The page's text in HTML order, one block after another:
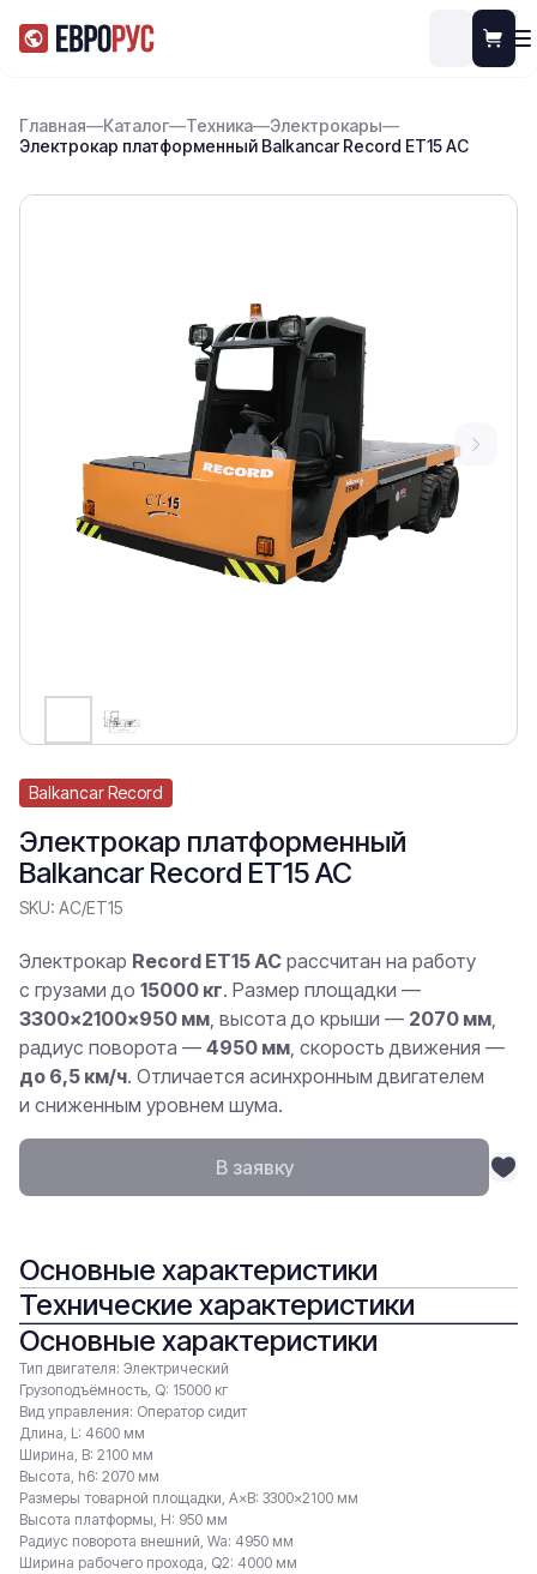
Главная—Каталог—Техника—Электрокары—
Электрокар платформенный Balkancar Record ET15 AC
Электрокар платформенный
Balkancar Record ET15 AC
Balkancar Record
SKU: AC/ET15
В заявку
Электрокар Record ET15 AC рассчитан на работу
с грузами до 15000 кг. Размер площадки —
3300×2100×950 мм, высота до крыши — 2070 мм,
радиус поворота — 4950 мм, скорость движения —
до 6,5 км/ч. Отличается асинхронным двигателем
и сниженным уровнем шума.
Основные характеристики
Технические характеристики
Основные характеристики
Тип двигателя: Электрический
Грузоподъёмность, Q: 15000 кг
Вид управления: Оператор сидит
Длина, L: 4600 мм
Ширина, B: 2100 мм
Высота, h6: 2070 мм
Размеры товарной площадки, A×B: 3300×2100 мм
Высота платформы, H: 950 мм
Радиус поворота внешний, Wa: 4950 мм
Ширина рабочего прохода, Q2: 4000 мм